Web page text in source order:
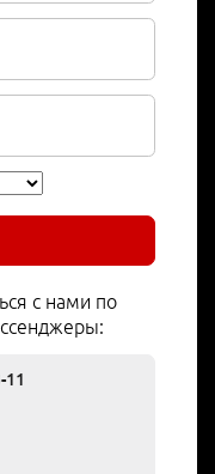
с нами по
11